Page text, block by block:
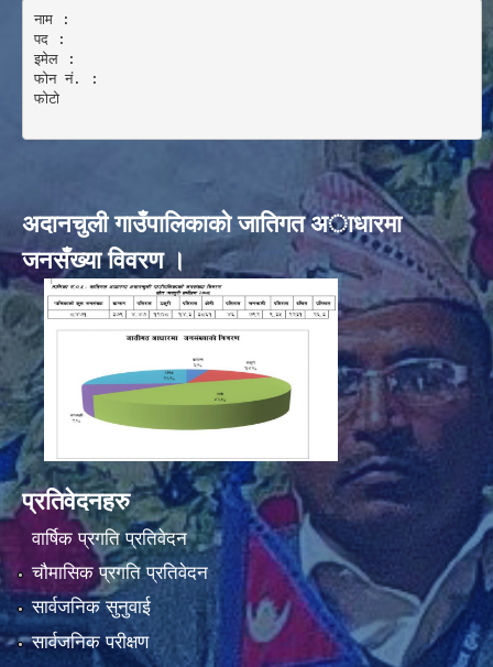
नाम :
पद :
इमेल :
फोन नं. :
फोटो
अदानचुली गाउँपालिकाकाे जातिगत अाधारमा
जनसँख्या विवरण ।
प्रतिवेदनहरु
वार्षिक प्रगति प्रतिवेदन
चौमासिक प्रगति प्रतिवेदन
सार्वजनिक सुनुवाई
सार्वजनिक परीक्षण